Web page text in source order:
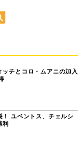
チとコロ・ムアニの加入
！ ユベントス、チェルシ
利